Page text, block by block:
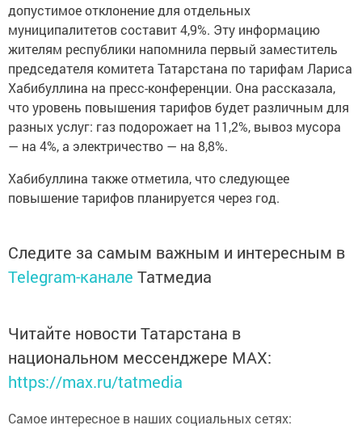
допустимое отклонение для отдельных
муниципалитетов составит 4,9%. Эту информацию
жителям республики напомнила первый заместитель
председателя комитета Татарстана по тарифам Лариса
Хабибуллина на пресс-конференции. Она рассказала,
что уровень повышения тарифов будет различным для
разных услуг: газ подорожает на 11,2%, вывоз мусора
— на 4%, а электричество — на 8,8%.
Хабибуллина также отметила, что следующее
повышение тарифов планируется через год.
Следите за самым важным и интересным в
Telegram-канале Татмедиа
Читайте новости Татарстана в
национальном мессенджере MАХ:
https://max.ru/tatmedia
Самое интересное в наших социальных сетях: